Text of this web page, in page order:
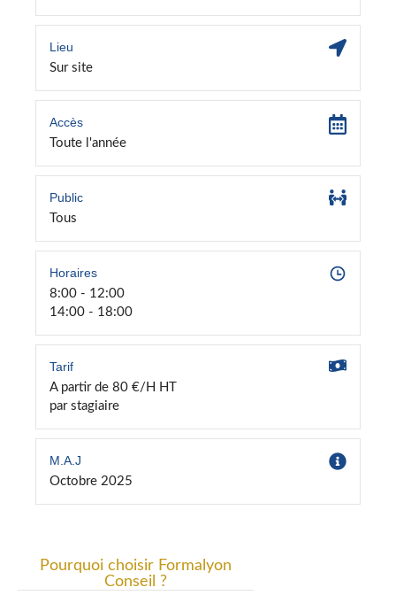
Lieu
Sur site
Accès
Toute l'année
Public
Tous
Horaires
8:00 - 12:00
14:00 - 18:00
Tarif
A partir de 80 €/H HT
par stagiaire
M.A.J
Octobre 2025
Pourquoi choisir Formalyon
Conseil ?